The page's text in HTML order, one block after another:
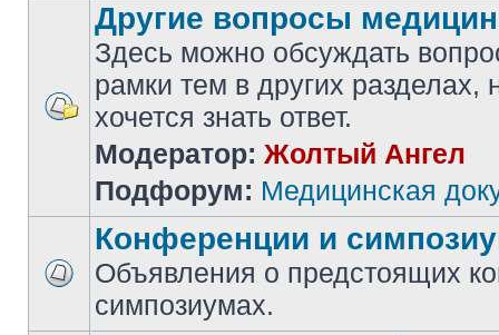
Другие вопросы
Здесь можно обсуждать
рамки тем в других разделах,
хочется знать ответ.
Модератор: Жолтый Ангел
Подфорум: Медицинская
Конференции и
Объявления о предстоящих
симпозиумах.